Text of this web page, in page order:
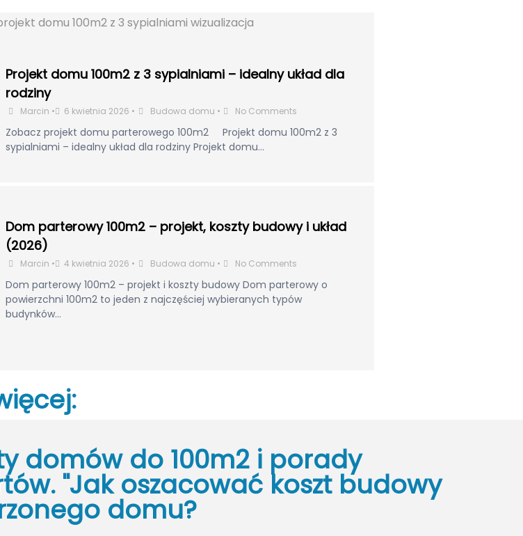
Projekt domu 100m2 z 3 sypialniami – idealny układ dla
rodziny
Marcin • 6 kwietnia 2026 • Budowa domu • No Comments
Zobacz projekt domu parterowego 100m2 Projekt domu 100m2 z 3
sypialniami – idealny układ dla rodziny Projekt domu...
Dom parterowy 100m2 – projekt, koszty budowy i układ
(2026)
Marcin • 4 kwietnia 2026 • Budowa domu • No Comments
Dom parterowy 100m2 – projekt i koszty budowy Dom parterowy o
powierzchni 100m2 to jeden z najczęściej wybieranych typów
budynków...
domów do 100m2 i porady
"Jak oszacować koszt budowy
domu?